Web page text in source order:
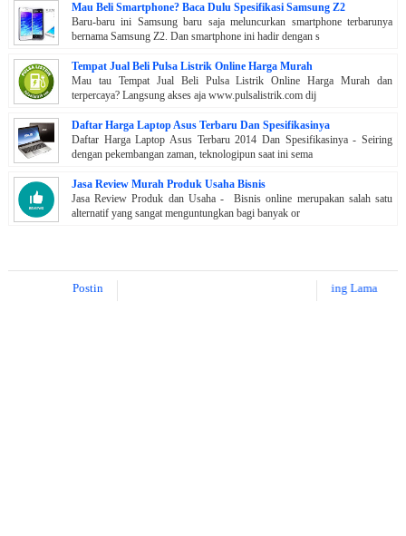
Mau Beli Smartphone? Baca Dulu Spesifikasi Samsung Z2
Baru-baru ini Samsung baru saja meluncurkan smartphone terbarunya
bernama Samsung Z2. Dan smartphone ini hadir dengan s
Tempat Jual Beli Pulsa Listrik Online Harga Murah
Mau tau Tempat Jual Beli Pulsa Listrik Online Harga Murah dan
terpercaya? Langsung akses aja www.pulsalistrik.com dij
Daftar Harga Laptop Asus Terbaru Dan Spesifikasinya
Daftar Harga Laptop Asus Terbaru 2014 Dan Spesifikasinya - Seiring
dengan pekembangan zaman, teknologipun saat ini sema
Jasa Review Murah Produk Usaha Bisnis
Jasa Review Produk dan Usaha - Bisnis online merupakan salah satu
alternatif yang sangat menguntungkan bagi banyak or
Posting Lebih Baru Posting Lama